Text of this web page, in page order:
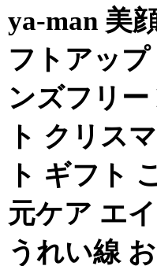
ya-man 美
フトアッ
ンズフリ
ト クリス
ト ギフト
元ケア エ
うれい線